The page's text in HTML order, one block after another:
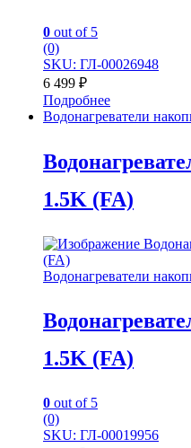
0 out of 5
(0)
SKU: ГЛ-00026948
6 499 ₽
Подробнее
Водонагреватели
1.5K (FA)
Водонагреватели
1.5K (FA)
0 out of 5
(0)
SKU: ГЛ-00019956